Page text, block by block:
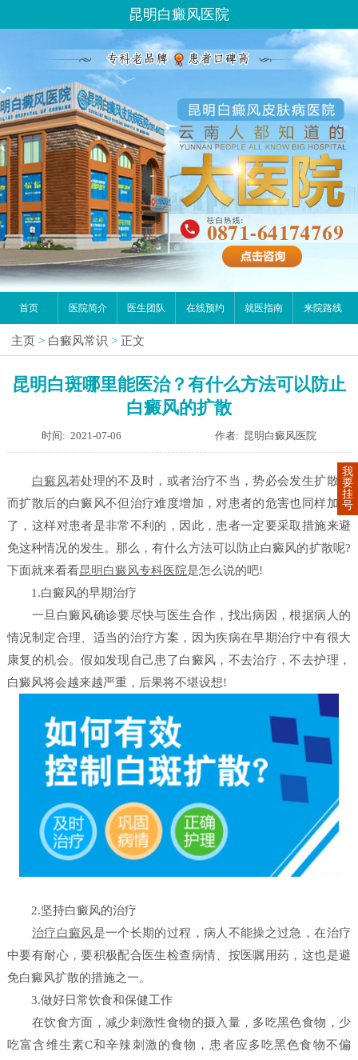
昆明白癜风医院
首页 医院简介 医生团队 在线预约 就医指南 来院路线
主页 > 白癜风常识 > 正文
昆明白斑哪里能医治？有什么方法可以防止
白癜风的扩散
时间: 2021-07-06 作者: 昆明白癜风医院
白癜风若处理的不及时，或者治疗不当，势必会发生扩散，
而扩散后的白癜风不但治疗难度增加，对患者的危害也同样加深
了，这样对患者是非常不利的，因此，患者一定要采取措施来避
免这种情况的发生。那么，有什么方法可以防止白癜风的扩散呢?
下面就来看看昆明白癜风专科医院是怎么说的吧!
1.白癜风的早期治疗
一旦白癜风确诊要尽快与医生合作，找出病因，根据病人的
情况制定合理、适当的治疗方案，因为疾病在早期治疗中有很大
康复的机会。假如发现自己患了白癜风，不去治疗，不去护理，
白癜风将会越来越严重，后果将不堪设想!
2.坚持白癜风的治疗
治疗白癜风是一个长期的过程，病人不能操之过急，在治疗
中要有耐心，要积极配合医生检查病情、按医嘱用药，这也是避
免白癜风扩散的措施之一。
3.做好日常饮食和保健工作
在饮食方面，减少刺激性食物的摄入量，多吃黑色食物，少
吃富含维生素C和辛辣刺激的食物，患者应多吃黑色食物不偏
我
要
挂
号